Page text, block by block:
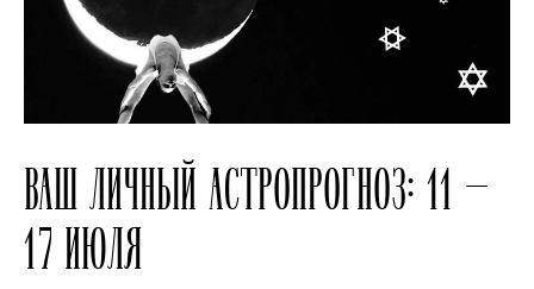
ВАШ ЛИЧНЫЙ АСТРОПРОГНОЗ: 11 —
17 ИЮЛЯ